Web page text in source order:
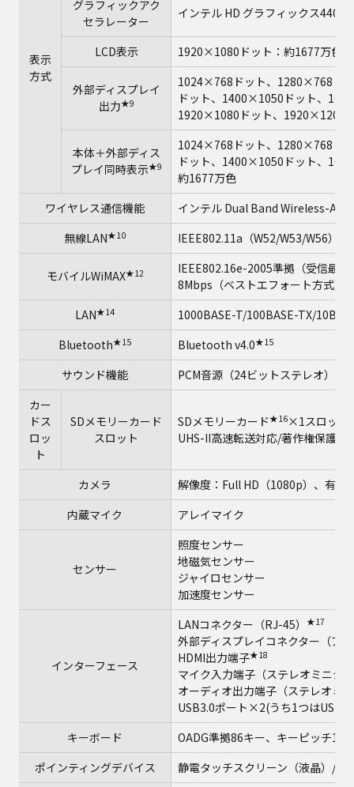
表示
方式
グラフィックアク
セラレーター
インテル HD グラフィックス4400
LCD表示 1920×1080ドット：約1677万色
外部ディスプレイ
出力★9
1024×768ドット、1280×768ド
ドット、1400×1050ドット、
1920×1080ドット、1920×1200
本体＋外部ディス
プレイ同時表示★9
1024×768ドット、1280×768ド
ドット、1400×1050ドット、
約1677万色
ワイヤレス通信機能
インテル Dual Band Wireless-AC
無線LAN★10 IEEE802.11a（W52/W53/W56）/
モバイルWiMAX★12
IEEE802.16e-2005準拠（受信最
8Mbps（ベストエフォート方式）
LAN★14
1000BASE-T/100BASE-TX/
Bluetooth★15 Bluetooth v4.0★15
サウンド機能
PCM音源（24ビットステレオ）
カー
ドス
ロッ
ト
SDメモリーカード
スロット
SDメモリーカード★16×1スロット
UHS-II高速転送対応/著作権保護技
カメラ
解像度：Full HD（1080p）、有効
内蔵マイク
アレイマイク
センサー
照度センサー
地磁気センサー
ジャイロセンサー
加速度センサー
インターフェース
LANコネクター（RJ-45） ★17
外部ディスプレイコネクター（ア
HDMI出力端子★18
マイク入力端子（ステレオミニジ
オーディオ出力端子（ステレオミ
USB3.0ポート×2(うち1つはUSB
キーボード
OADG準拠86キー、キーピッチ
ポインティングデバイス
静電タッチスクリーン（液晶）/タ